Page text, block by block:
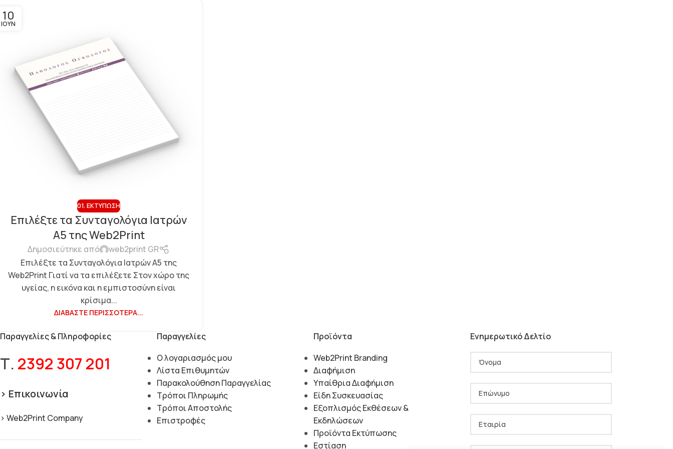
10
ΙΟΎΝ
01. ΕΚΤΎΠΩΣΗ
Επιλέξτε τα Συνταγολόγια Ιατρών
Α5 της Web2Print
Δημοσιεύτηκε από
web2print GR
Επιλέξτε τα Συνταγολόγια Ιατρών Α5 της
Web2Print Γιατί να τα επιλέξετε Στον χώρο της
υγείας, η εικόνα και η εμπιστοσύνη είναι
κρίσιμα...
ΔΙΑΒΆΣΤΕ ΠΕΡΙΣΣΌΤΕΡΑ...
Παραγγελίες & Πληροφορίες
Τ. 2392 307 201
> Επικοινωνία
> Web2Print Company
Παραγγελίες
Ο λογαριασμός μου
Λίστα Επιθυμητών
Παρακολούθηση Παραγγελίας
Τρόποι Πληρωμής
Τρόποι Αποστολής
Επιστροφές
Προϊόντα
Web2Print Branding
Διαφήμιση
Υπαίθρια Διαφήμιση
Είδη Συσκευασίας
Εξοπλισμός Εκθέσεων &
Εκδηλώσεων
Προϊόντα Εκτύπωσης
Εστίαση
Ενημερωτικό Δελτίο